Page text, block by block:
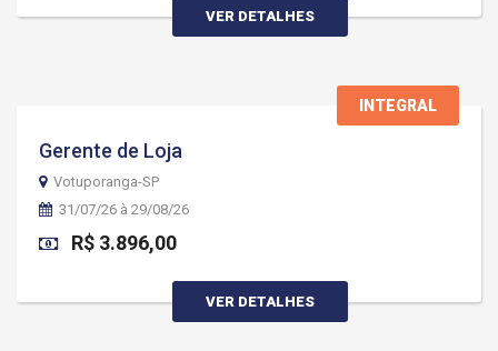
VER DETALHES
INTEGRAL
Gerente de Loja
Votuporanga-SP
31/07/26 à 29/08/26
R$ 3.896,00
VER DETALHES